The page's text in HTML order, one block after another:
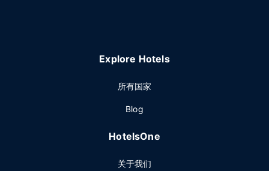
Explore Hotels
所有国家
Blog
HotelsOne
关于我们